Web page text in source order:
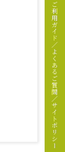
ご利用ガイド／
よくあるご質問／
サイトポリシー